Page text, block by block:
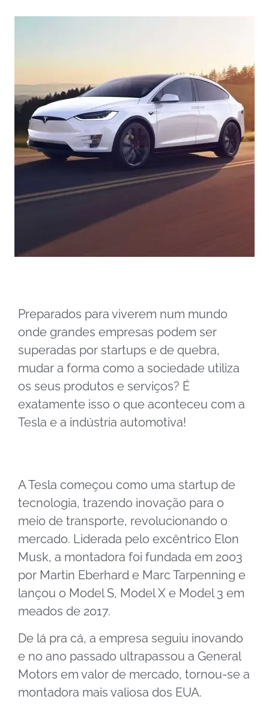
Preparados para viverem num mundo
onde grandes empresas podem ser
superadas por startups e de quebra,
mudar a forma como a sociedade utiliza
os seus produtos e serviços? É
exatamente isso o que aconteceu com a
Tesla e a indústria automotiva!
A Tesla começou como uma startup de
tecnologia, trazendo inovação para o
meio de transporte, revolucionando o
mercado. Liderada pelo excêntrico Elon
Musk, a montadora foi fundada em 2003
por Martin Eberhard e Marc Tarpenning e
lançou o Model S, Model X e Model 3 em
meados de 2017.
De lá pra cá, a empresa seguiu inovando
e no ano passado ultrapassou a General
Motors em valor de mercado, tornou-se a
montadora mais valiosa dos EUA.